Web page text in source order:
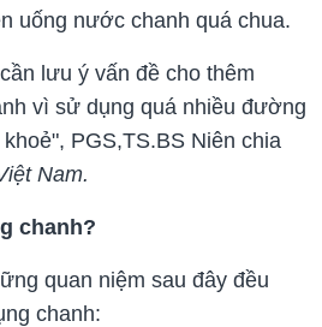
uống nước chanh quá chua.
lưu ý vấn đề cho thêm
vì sử dụng quá nhiều đường
PGS,TS.BS Niên chia
Nam.
chanh?
quan niệm sau đây đều
chanh: